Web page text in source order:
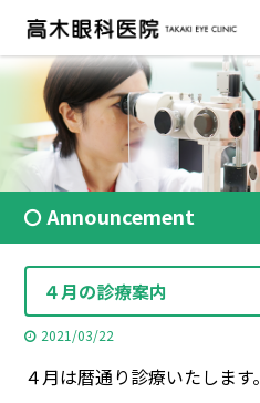
Announcement
４月の診療案内
2021/03/22
４月は暦通り診療いたします。